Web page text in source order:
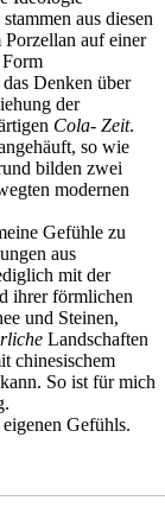
stammen aus diesen
auf einer
Denken über
der
Cola- Zeit.
so wie
bilden zwei
modernen
Gefühle zu
aus
mit der
ihrer förmlichen
und Steinen,
Landschaften
chinesischem
So ist für mich
Gefühls.